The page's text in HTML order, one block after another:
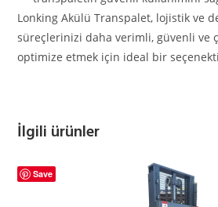
Lonking Akülü Transpalet, lojistik ve
süreçlerinizi daha verimli, güvenli ve
optimize etmek için ideal bir
İlgili ürünler
Save